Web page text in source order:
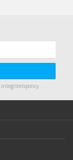
integritetspolicy.